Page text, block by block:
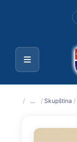
/ ... / Skupština /